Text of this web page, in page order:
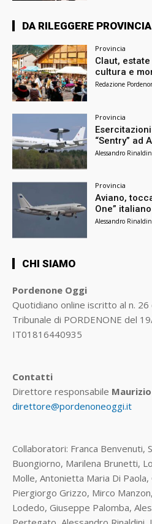
DA RILEGGERE PROVINCIA
Provincia
Claut,
cultura e
Redazione
Provincia
“Sentry” ad
Alessandro
Provincia
Aviano,
One” italiano
Alessandro
CHI SIAMO
Pordenone Oggi
Quotidiano online iscritto al n.
Tribunale di PORDENONE del
IT01816440935
Contatti
Direttore responsabile
direttore@pordenoneoggi.it
Collaboratori: Franca Benvenuti,
Buongiorno, Marilena Brunetti,
Molle, Antonietta Maria Di Paola,
Piergiorgo Grizzo, Mirco
Lodedo, Giuseppe Palomba,